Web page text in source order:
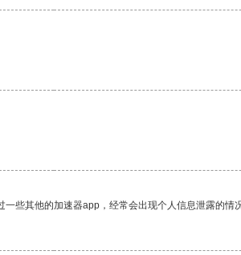
些其他的加速器app，经常会出现个人信息泄露的情